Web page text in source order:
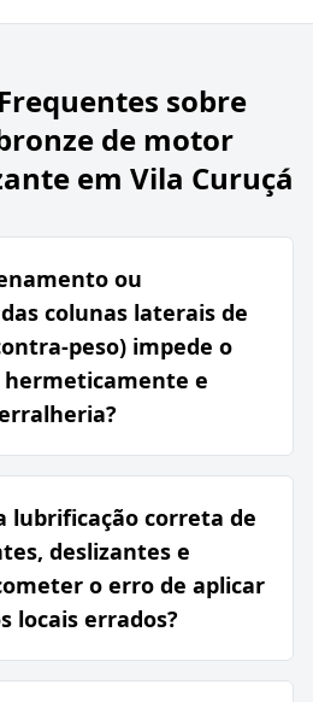
sobre
de motor
em Vila Curuçá
ou
colunas laterais de
peso) impede o
e
lubrificação correta de
deslizantes e
o erro de aplicar
locais errados?